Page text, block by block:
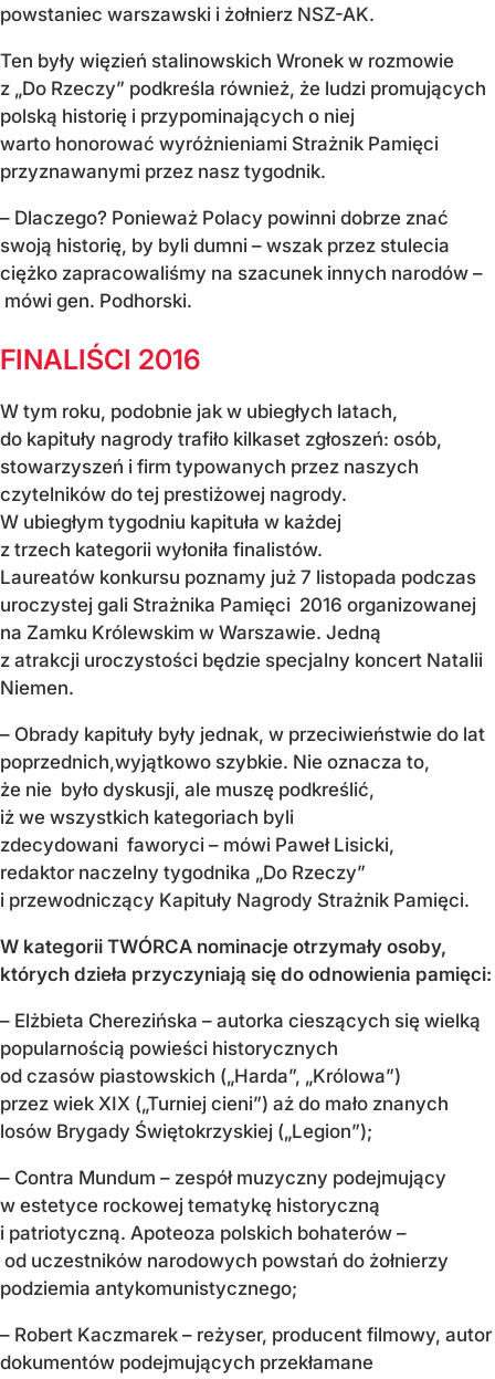
powstaniec warszawski i żołnierz NSZ-AK.
Ten były więzień stalinowskich Wronek w rozmowie
z „Do Rzeczy” podkreśla również, że ludzi promujących
polską historię i przypominających o niej
warto honorować wyróżnieniami Strażnik Pamięci
przyznawanymi przez nasz tygodnik.
– Dlaczego? Ponieważ Polacy powinni dobrze znać
swoją historię, by byli dumni – wszak przez stulecia
ciężko zapracowaliśmy na szacunek innych narodów –
mówi gen. Podhorski.
FINALIŚCI 2016
W tym roku, podobnie jak w ubiegłych latach,
do kapituły nagrody trafiło kilkaset zgłoszeń: osób,
stowarzyszeń i firm typowanych przez naszych
czytelników do tej prestiżowej nagrody.
W ubiegłym tygodniu kapituła w każdej
z trzech kategorii wyłoniła finalistów.
Laureatów konkursu poznamy już 7 listopada podczas
uroczystej gali Strażnika Pamięci 2016 organizowanej
na Zamku Królewskim w Warszawie. Jedną
z atrakcji uroczystości będzie specjalny koncert Natalii
Niemen.
– Obrady kapituły były jednak, w przeciwieństwie do lat
poprzednich,wyjątkowo szybkie. Nie oznacza to,
że nie było dyskusji, ale muszę podkreślić,
iż we wszystkich kategoriach byli
zdecydowani faworyci – mówi Paweł Lisicki,
redaktor naczelny tygodnika „Do Rzeczy”
i przewodniczący Kapituły Nagrody Strażnik Pamięci.
W kategorii TWÓRCA nominacje otrzymały osoby,
których dzieła przyczyniają się do odnowienia pamięci:
– Elżbieta Cherezińska – autorka cieszących się wielką
popularnością powieści historycznych
od czasów piastowskich („Harda”, „Królowa”)
przez wiek XIX („Turniej cieni”) aż do mało znanych
losów Brygady Świętokrzyskiej („Legion”);
– Contra Mundum – zespół muzyczny podejmujący
w estetyce rockowej tematykę historyczną
i patriotyczną. Apoteoza polskich bohaterów –
od uczestników narodowych powstań do żołnierzy
podziemia antykomunistycznego;
– Robert Kaczmarek – reżyser, producent filmowy, autor
dokumentów podejmujących przekłamane